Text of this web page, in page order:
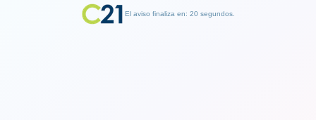
El aviso finaliza en: 19 segundos.